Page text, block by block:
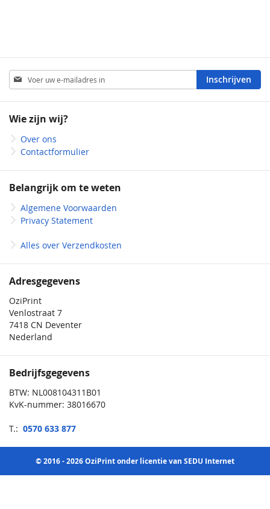
Abonneer
u
op
nieuwsbrief
Inschrijven
Wie zijn wij?
Over ons
Contactformulier
Belangrijk om te weten
Algemene Voorwaarden
Privacy Statement
Alles over Verzendkosten
Adresgegevens
OziPrint
Venlostraat 7
7418 CN Deventer
Nederland
Bedrijfsgegevens
BTW: NL008104311B01
KvK-nummer: 38016670
T.: 0570 633 877
© 2016 - 2026 OziPrint onder licentie van SEDU Internet